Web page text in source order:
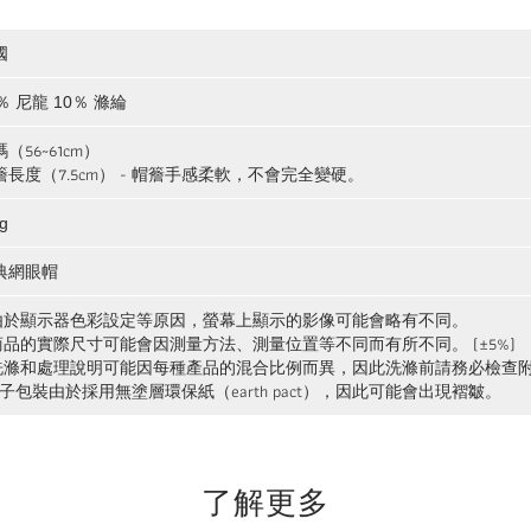
尼龍 10％ 滌綸
56~61cm）
長度（7.5cm） - 帽簷手感柔軟，不會完全變硬。
網眼帽
顯示器色彩設定等原因，螢幕上顯示的影像可能會略有不同。
的實際尺寸可能會因測量方法、測量位置等不同而有所不同。 (±5%)
和處理說明可能因每種產品的混合比例而異，因此洗滌前請務必檢查
包裝由於採用無塗層環保紙（earth pact），因此可能會出現褶皺。
了解更多